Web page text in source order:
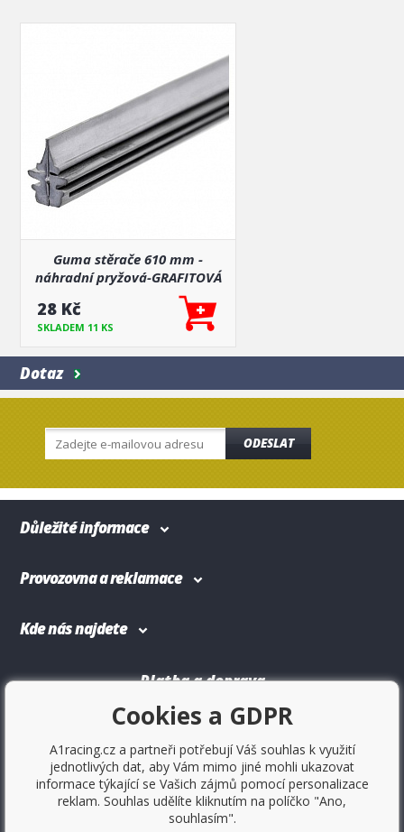
Guma stěrače 610 mm -
náhradní pryžová-GRAFITOVÁ
28 Kč
SKLADEM 11 KS
Dotaz
ODESLAT
Důležité informace
Provozovna a reklamace
Kde nás najdete
Platba a doprava
Cookies a GDPR
A1racing.cz a partneři potřebují Váš souhlas k využití
jednotlivých dat, aby Vám mimo jiné mohli ukazovat
informace týkající se Vašich zájmů pomocí personalizace
reklam. Souhlas udělíte kliknutím na políčko "Ano,
souhlasím".